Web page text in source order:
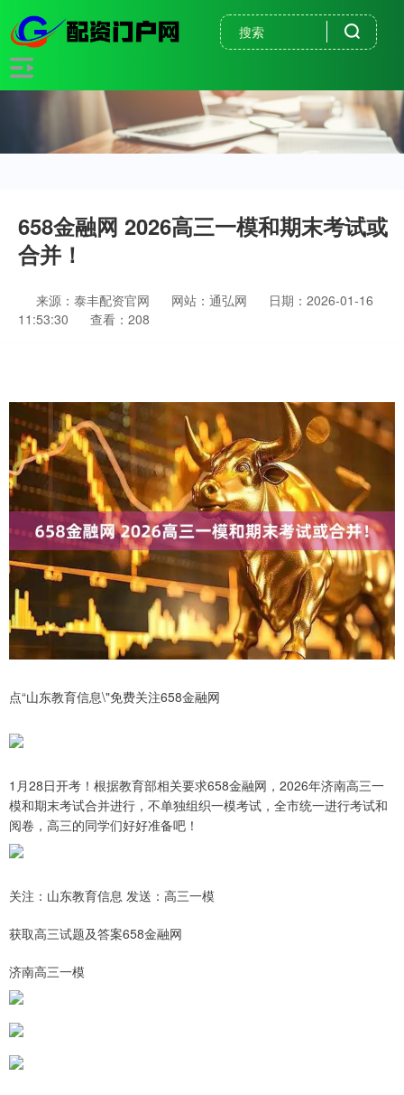
658金融网 2026高三一模和期末考试或
合并！
来源：泰丰配资官网 网站：通弘网
日期：2026-01-16
11:53:30
查看：208
点“山东教育信息\"免费关注658金融网
1月28日开考！根据教育部相关要求658金融网，2026年济南高三一
模和期末考试合并进行，不单独组织一模考试，全市统一进行考试和
阅卷，高三的同学们好好准备吧！
关注：山东教育信息 发送：高三一模
获取高三试题及答案658金融网
济南高三一模